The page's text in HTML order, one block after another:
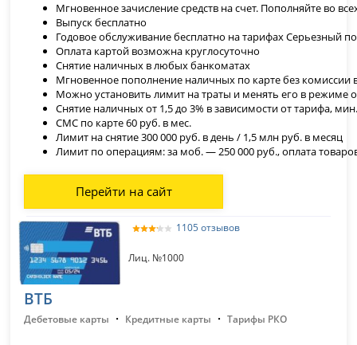
Мгновенное зачисление средств на счет. Пополняйте во
Выпуск бесплатно
Годовое обслуживание бесплатно на тарифах Серьезный
Оплата картой возможна круглосуточно
Снятие наличных в любых банкоматах
Мгновенное пополнение наличных по карте без
Можно установить лимит на траты и менять его в режиме
Снятие наличных от 1,5 до 3% в зависимости от тарифа,
СМС по карте 60 руб. в мес.
Лимит на снятие 300 000 руб. в день / 1,5 млн руб. в месяц
Лимит по операциям: за моб. — 250 000 руб., оплата
Перейти на сайт
1105 отзывов
Лиц. №1000
ВТБ
Дебетовые карты · Кредитные карты ·Тарифы РКО